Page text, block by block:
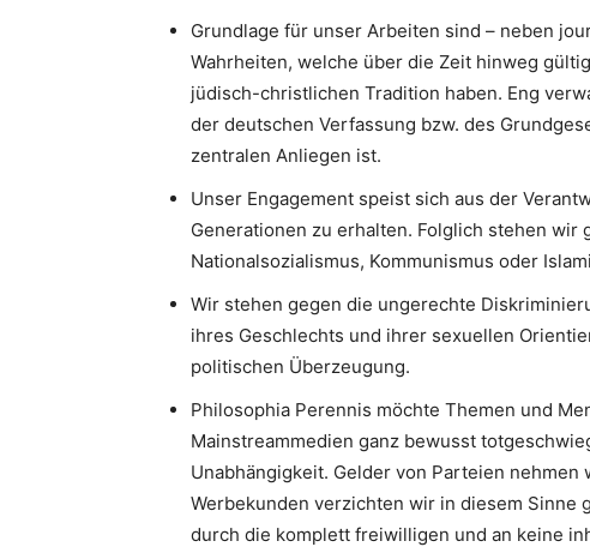
Grundlage für unser Arbeiten sind – neben
Wahrheiten, welche über die Zeit hinweg
jüdisch-christlichen Tradition haben. Eng
der deutschen Verfassung bzw. des
zentralen Anliegen ist.
Unser Engagement speist sich aus der
Generationen zu erhalten. Folglich stehen wir
Nationalsozialismus, Kommunismus oder
Wir stehen gegen die ungerechte
ihres Geschlechts und ihrer sexuellen
politischen Überzeugung.
Philosophia Perennis möchte Themen und
Mainstreammedien ganz bewusst
Unabhängigkeit. Gelder von Parteien
Werbekunden verzichten wir in diesem Sinne
durch die komplett freiwilligen und an keine